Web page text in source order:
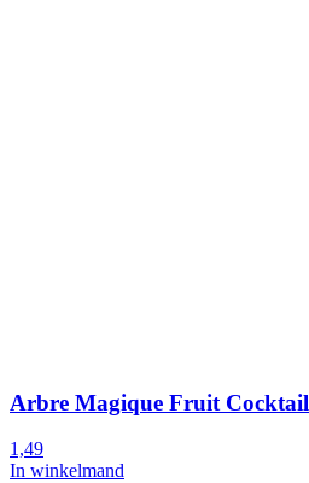
Arbre Magique Fruit Cocktail
1,49
In winkelmand